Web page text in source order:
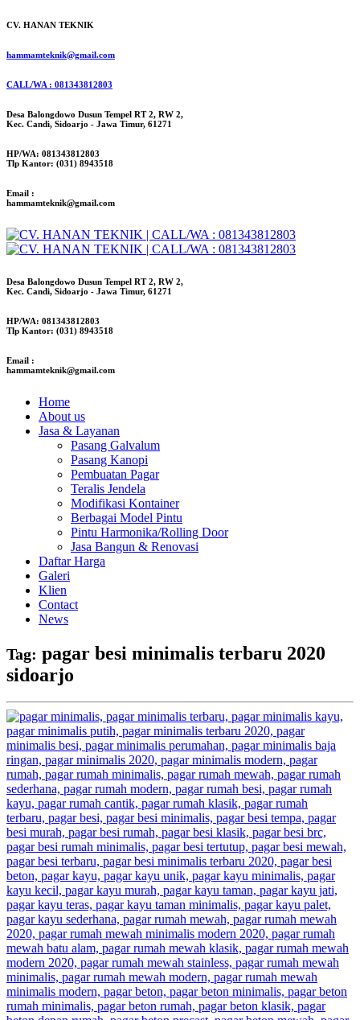
CV. HANAN TEKNIK
hammamteknik@gmail.com
CALL/WA : 081343812803
Desa Balongdowo Dusun Tempel RT 2, RW 2,
Kec. Candi, Sidoarjo - Jawa Timur, 61271
HP/WA: 081343812803
Tlp Kantor: (031) 8943518
Email :
hammamteknik@gmail.com
Desa Balongdowo Dusun Tempel RT 2, RW 2,
Kec. Candi, Sidoarjo - Jawa Timur, 61271
HP/WA: 081343812803
Tlp Kantor: (031) 8943518
Email :
hammamteknik@gmail.com
Home
About us
Jasa & Layanan
Pasang Galvalum
Pasang Kanopi
Pembuatan Pagar
Teralis Jendela
Modifikasi Kontainer
Berbagai Model Pintu
Pintu Harmonika/Rolling Door
Jasa Bangun & Renovasi
Daftar Harga
Galeri
Klien
Contact
News
Tag: pagar besi minimalis terbaru 2020
sidoarjo